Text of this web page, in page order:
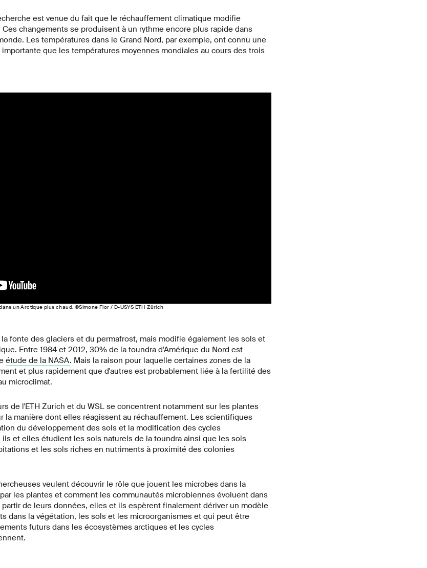
est venue du fait que le réchauffement climatique modifie
changements se produisent à un rythme encore plus rapide dans
Les températures dans le Grand Nord, par exemple, ont connu une
que les températures moyennes mondiales au cours des trois
un Arctique plus chaud. ©Simone Fior / D-USYS ETH Zürich
fonte des glaciers et du permafrost, mais modifie également les sols et
Entre 1984 et 2012, 30% de la toundra d'Amérique du Nord est
étude de la NASA. Mais la raison pour laquelle certaines zones de la
et plus rapidement que d'autres est probablement liée à la fertilité des
microclimat.
de l'ETH Zurich et du WSL se concentrent notamment sur les plantes
la manière dont elles réagissent au réchauffement. Les scientifiques
du développement des sols et la modification des cycles
et elles étudient les sols naturels de la toundra ainsi que les sols
et les sols riches en nutriments à proximité des colonies
veulent découvrir le rôle que jouent les microbes dans la
les plantes et comment les communautés microbiennes évoluent dans
de leurs données, elles et ils espèrent finalement dériver un modèle
dans la végétation, les sols et les microorganismes et qui peut être
futurs dans les écosystèmes arctiques et les cycles